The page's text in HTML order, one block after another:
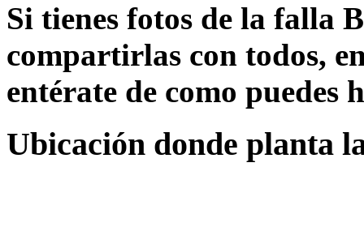
Si tienes fotos de la falla
compartirlas con todos,
entérate de como puedes
Ubicación donde planta